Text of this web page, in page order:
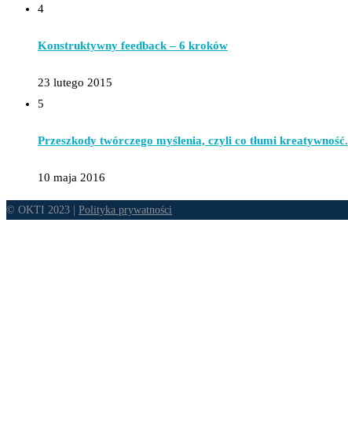
4
Konstruktywny feedback – 6 kroków
23 lutego 2015
5
Przeszkody twórczego myślenia, czyli co tłumi kreatywność.
10 maja 2016
© OKTI 2023 | Polityka prywatności